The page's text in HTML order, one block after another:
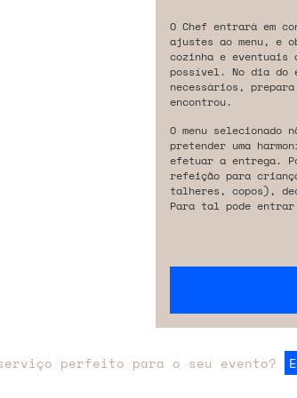
O Chef entrará em
ajustes ao menu, e
cozinha e
possível. No dia do
necessários,
encontrou.
O menu
pretender uma
efetuar a entrega.
refeição para
talheres, copos),
Para tal pode entrar
perfeito para o seu evento?